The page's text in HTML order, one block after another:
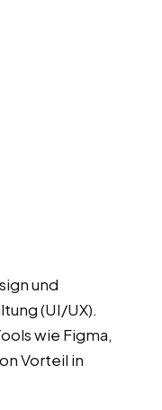
und
(UI/UX).
wie Figma,
Vorteil in